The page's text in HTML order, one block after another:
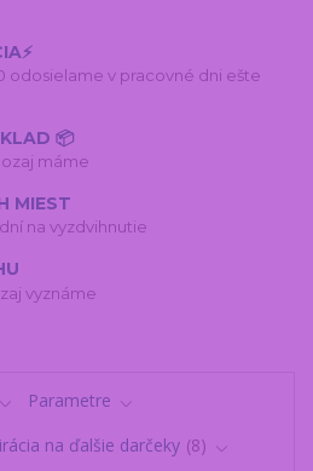
odosielame v pracovné dni ešte
📦
máme
MIEST
na vyzdvihnutie
vyznáme
Parametre
na ďalšie darčeky 8